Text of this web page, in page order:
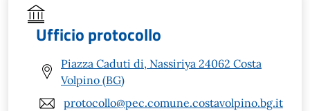
Ufficio protocollo
Piazza Caduti di, Nassiriya 24062 Costa
Volpino (BG)
protocollo@pec.comune.costavolpino.bg.it